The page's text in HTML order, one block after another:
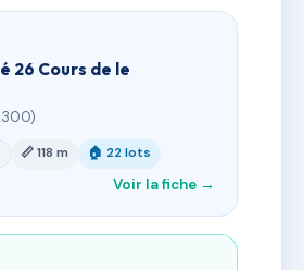
26 Cours de le
📏 118 m 🏠 22 lots
Voir la fiche →